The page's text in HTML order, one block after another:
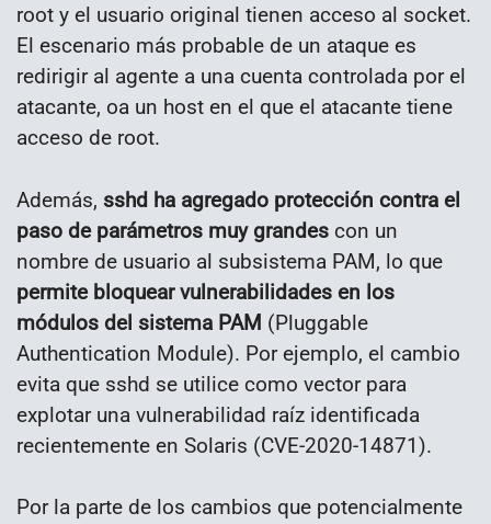
root y el usuario original tienen acceso al socket.
El escenario más probable de un ataque es
redirigir al agente a una cuenta controlada por el
atacante, oa un host en el que el atacante tiene
acceso de root.
Además, sshd ha agregado protección contra el
paso de parámetros muy grandes con un
nombre de usuario al subsistema PAM, lo que
permite bloquear vulnerabilidades en los
módulos del sistema PAM (Pluggable
Authentication Module). Por ejemplo, el cambio
evita que sshd se utilice como vector para
explotar una vulnerabilidad raíz identificada
recientemente en Solaris (CVE-2020-14871).
Por la parte de los cambios que potencialmente